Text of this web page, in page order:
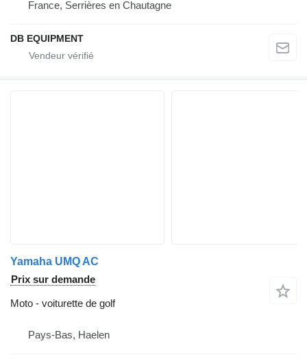
France, Serrières en Chautagne
DB EQUIPMENT
Yamaha UMQ AC
Prix sur demande
Moto - voiturette de golf
Pays-Bas, Haelen